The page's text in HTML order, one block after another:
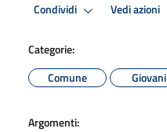
Condividi Vedi azioni
Categorie:
Comune
Giovani
Argomenti: